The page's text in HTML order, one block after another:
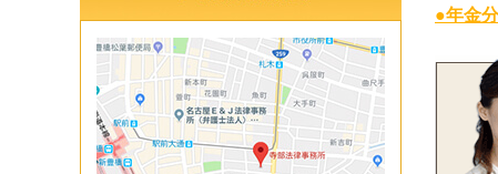
●年金